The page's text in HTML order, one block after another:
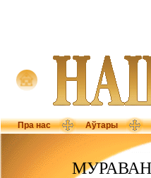
Пра нас Аўтары